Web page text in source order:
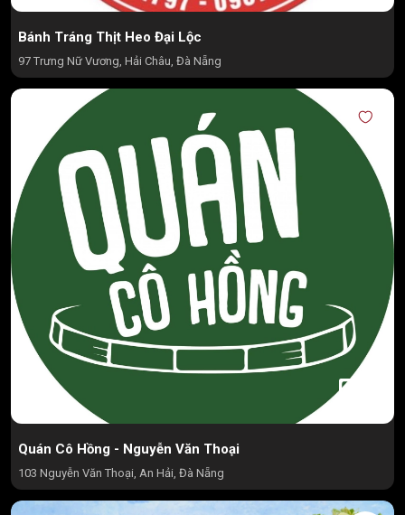
Bánh Tráng Thịt Heo Đại Lộc
97 Trưng Nữ Vương, Hải Châu, Đà Nẵng
Quán Cô Hồng - Nguyễn Văn Thoại
103 Nguyễn Văn Thoại, An Hải, Đà Nẵng